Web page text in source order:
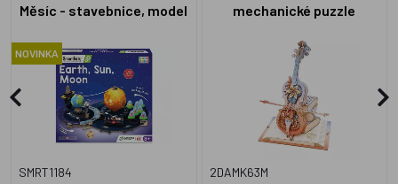
Měsíc - stavebnice, model
NOVINKA
SMRT1184
mechanické puzzle
(mechanický pohon)
2DAMK63M